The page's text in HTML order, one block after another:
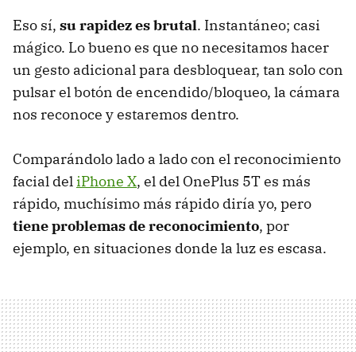
Eso sí, su rapidez es brutal. Instantáneo; casi
mágico. Lo bueno es que no necesitamos hacer
un gesto adicional para desbloquear, tan solo con
pulsar el botón de encendido/bloqueo, la cámara
nos reconoce y estaremos dentro.
Comparándolo lado a lado con el reconocimiento
facial deliPhone X, el del OnePlus 5T es más
rápido, muchísimo más rápido diría yo, pero
tiene problemas de reconocimiento, por
ejemplo, en situaciones donde la luz es escasa.